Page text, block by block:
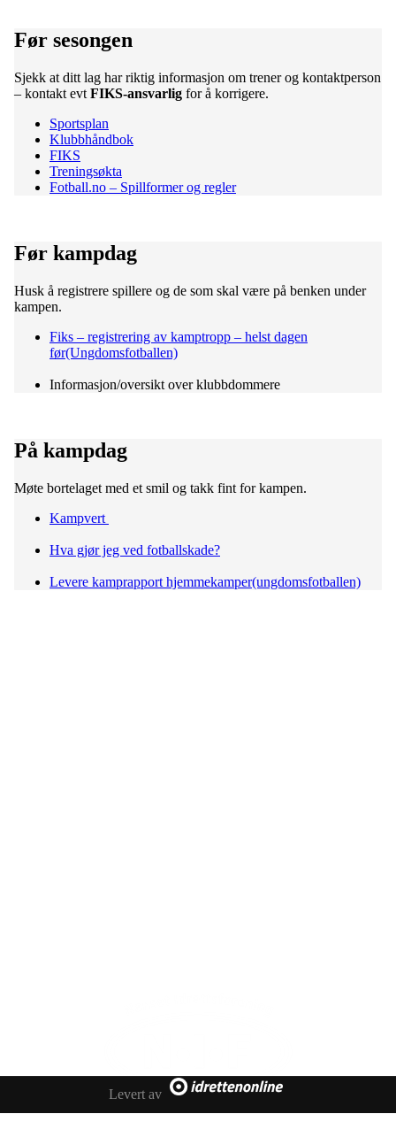
Før sesongen
Sjekk at ditt lag har riktig informasjon om trener og kontaktperson
– kontakt evt FIKS-ansvarlig for å korrigere.
Sportsplan
Klubbhåndbok
FIKS
Treningsøkta
Fotball.no – Spillformer og regler
Før kampdag
Husk å registrere spillere og de som skal være på benken under
kampen.
Fiks – registrering av kamptropp – helst dagen
før(Ungdomsfotballen)
Informasjon/oversikt over klubbdommere
På kampdag
Møte bortelaget med et smil og takk fint for kampen.
Kampvert
Hva gjør jeg ved fotballskade?
Levere kamprapport hjemmekamper(ungdomsfotballen)
Levert av